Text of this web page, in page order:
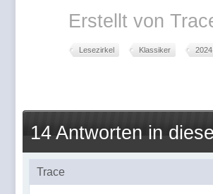
Erstellt von
Lesezirkel Klassiker 2024
14 Antworten in
Trace